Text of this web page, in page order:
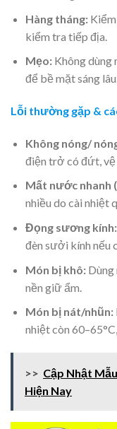
Hàng tháng:Kiểm
kiểm tra tiếp địa.
Mẹo:Không dùng
để bề mặt sáng
Lỗi thường gặp &
Không nóng/
điện trở có đứt,
Mất nước nhanh
nhiều do cài nhiệt
Đọng sương kính:
đèn sưởi kính nếu
Món bị khô:Dùng
nền giữ ẩm.
Món bị nát/nhũn:
nhiệt còn
>> Cập Nhật
Hiện Nay